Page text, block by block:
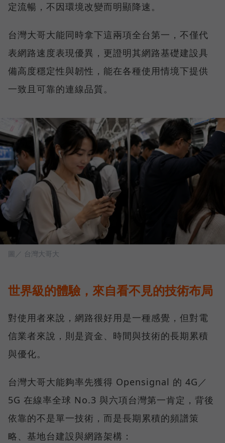
定流暢，不因環境改變而明顯降速。
台灣大哥大能同時拿下這兩項全台第一，不僅代
表網路速度表現優異，更證明其網路基礎建設具
備高度穩定性與韌性，能在各種使用情境下提供
一致且可靠的連線品質。
圖／ 台灣大哥大
世界級的體驗，來自看不見的技術布局
對使用者來說，網路很好用是一種感覺，但對電
信業者來說，則是資金、時間與技術的長期累積
與優化。
台灣大哥大能夠率先獲得 Opensignal 的 4G／
5G 在線率全球 No.3 與六項台灣第一肯定，背後
依靠的不是單一技術，而是長期累積的頻譜策
略、基地台建設與網路架構：